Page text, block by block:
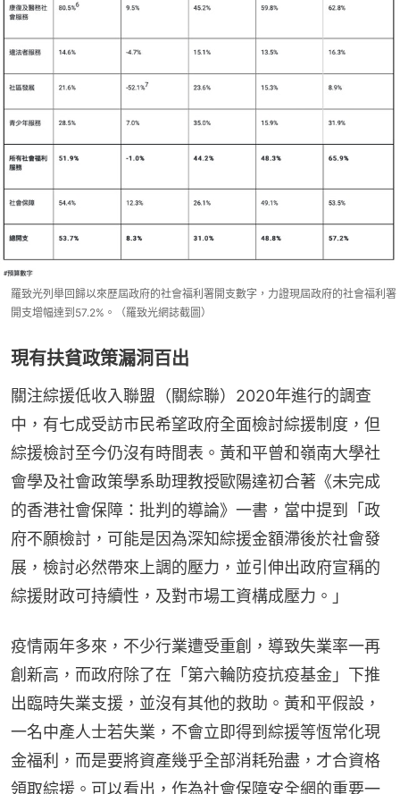
羅致光列舉回歸以來歷屆政府的社會福利署開支數字，力證現屆政府的社會福利署
開支增幅達到57.2%。（羅致光網誌截圖）
現有扶貧政策漏洞百出
關注綜援低收入聯盟（關綜聯）2020年進行的調查
中，有七成受訪市民希望政府全面檢討綜援制度，但
綜援檢討至今仍沒有時間表。黃和平曾和嶺南大學社
會學及社會政策學系助理教授歐陽達初合著《未完成
的香港社會保障：批判的導論》一書，當中提到「政
府不願檢討，可能是因為深知綜援金額滯後於社會發
展，檢討必然帶來上調的壓力，並引伸出政府宣稱的
綜援財政可持續性，及對市場工資構成壓力。」
疫情兩年多來，不少行業遭受重創，導致失業率一再
創新高，而政府除了在「第六輪防疫抗疫基金」下推
出臨時失業支援，並沒有其他的救助。黃和平假設，
一名中產人士若失業，不會立即得到綜援等恆常化現
金福利，而是要將資產幾乎全部消耗殆盡，才合資格
領取綜援。可以看出，作為社會保障安全網的重要一